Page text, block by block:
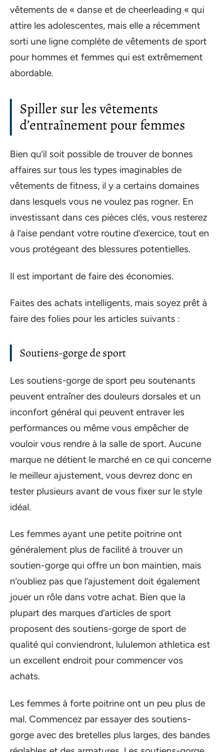
vêtements de « danse et de cheerleading « qui
attire les adolescentes, mais elle a récemment
sorti une ligne complète de vêtements de sport
pour hommes et femmes qui est extrêmement
abordable.
Spiller sur les vêtements
d’entraînement pour femmes
Bien qu’il soit possible de trouver de bonnes
affaires sur tous les types imaginables de
vêtements de fitness, il y a certains domaines
dans lesquels vous ne voulez pas rogner. En
investissant dans ces pièces clés, vous resterez
à l’aise pendant votre routine d’exercice, tout en
vous protégeant des blessures potentielles.
Il est important de faire des économies.
Faites des achats intelligents, mais soyez prêt à
faire des folies pour les articles suivants :
Soutiens-gorge de sport
Les soutiens-gorge de sport peu soutenants
peuvent entraîner des douleurs dorsales et un
inconfort général qui peuvent entraver les
performances ou même vous empêcher de
vouloir vous rendre à la salle de sport. Aucune
marque ne détient le marché en ce qui concerne
le meilleur ajustement, vous devrez donc en
tester plusieurs avant de vous fixer sur le style
idéal.
Les femmes ayant une petite poitrine ont
généralement plus de facilité à trouver un
soutien-gorge qui offre un bon maintien, mais
n’oubliez pas que l’ajustement doit également
jouer un rôle dans votre achat. Bien que la
plupart des marques d’articles de sport
proposent des soutiens-gorge de sport de
qualité qui conviendront, lululemon athletica est
un excellent endroit pour commencer vos
achats.
Les femmes à forte poitrine ont un peu plus de
mal. Commencez par essayer des soutiens-
gorge avec des bretelles plus larges, des bandes